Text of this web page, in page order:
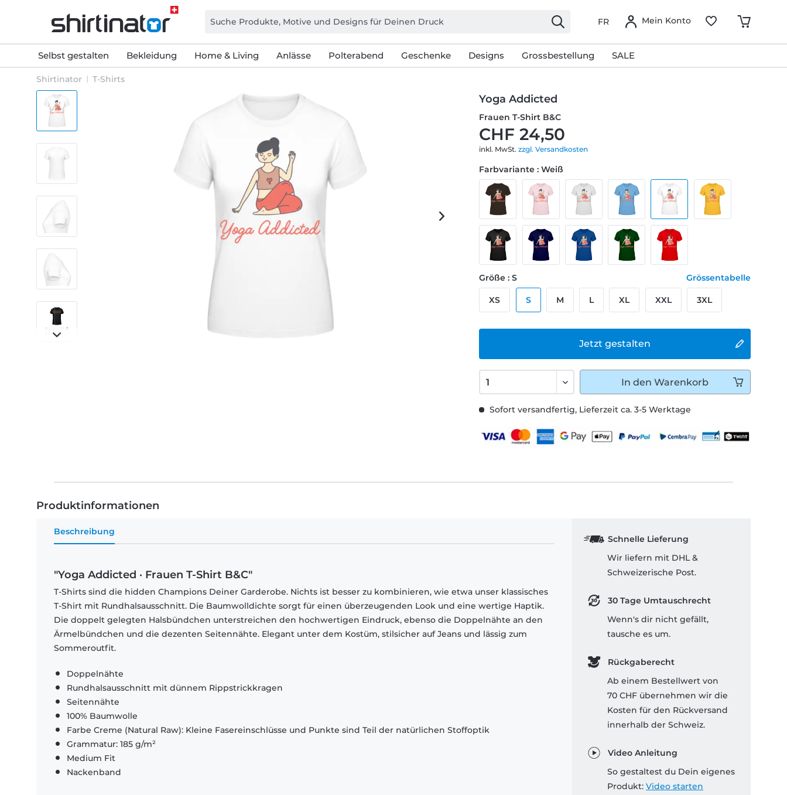
FR Mein Konto
Selbst gestalten Bekleidung Home & Living Anlässe Polterabend Geschenke Designs Grossbestellung SALE
Shirtinator T-Shirts
Yoga Addicted
Frauen T-Shirt B&C
CHF 24,50
inkl. MwSt.zzgl. Versandkosten
Sofort versandfertig, Lieferzeit ca. 3-5 Werktage
Jetzt gestalten
Farbvariante : Weiß
Größe : S Grössentabelle
XS S M L XL XXL 3XL
In den Warenkorb
Produktinformationen
Beschreibung
"Yoga Addicted · Frauen T-Shirt B&C"
T-Shirts sind die hidden Champions Deiner Garderobe. Nichts ist besser zu kombinieren, wie etwa unser klassisches
T-Shirt mit Rundhalsausschnitt. Die Baumwolldichte sorgt für einen überzeugenden Look und eine wertige Haptik.
Die doppelt gelegten Halsbündchen unterstreichen den hochwertigen Eindruck, ebenso die Doppelnähte an den
Ärmelbündchen und die dezenten Seitennähte. Elegant unter dem Kostüm, stilsicher auf Jeans und lässig zum
Sommeroutfit.
Doppelnähte
Rundhalsausschnitt mit dünnem Rippstrickkragen
Seitennähte
100% Baumwolle
Farbe Creme (Natural Raw): Kleine Fasereinschlüsse und Punkte sind Teil der natürlichen Stoffoptik
Grammatur: 185 g/m²
Medium Fit
Nackenband
Schnelle Lieferung
Wir liefern mit DHL &
Schweizerische Post.
30 Tage Umtauschrecht
Wenn's dir nicht gefällt,
tausche es um.
Rückgaberecht
Ab einem Bestellwert von
70 CHF übernehmen wir die
Kosten für den Rückversand
innerhalb der Schweiz.
Video Anleitung
So gestaltest du Dein eigenes
Produkt: Video starten